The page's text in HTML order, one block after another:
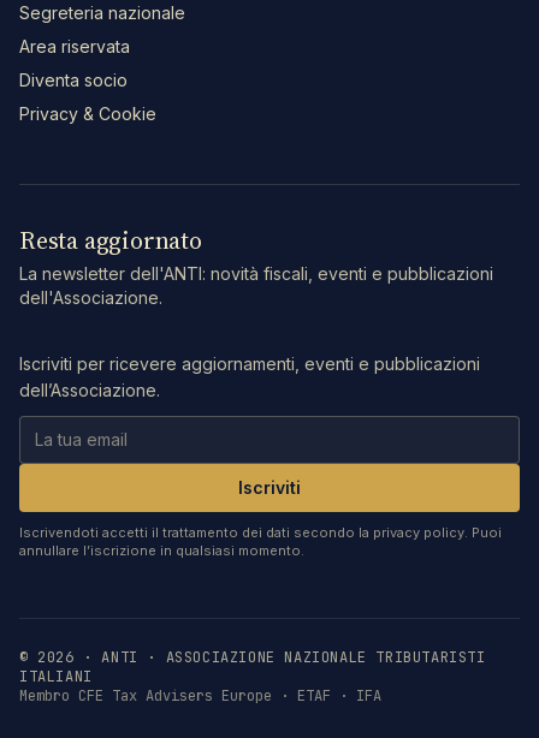
Segreteria nazionale
Area riservata
Diventa socio
Privacy & Cookie
Resta aggiornato
La newsletter dell'ANTI: novità fiscali, eventi e pubblicazioni
dell'Associazione.
Iscriviti per ricevere aggiornamenti, eventi e pubblicazioni
dell’Associazione.
Iscriviti
Iscrivendoti accetti il trattamento dei dati secondo la privacy policy. Puoi
annullare l’iscrizione in qualsiasi momento.
© 2026 · ANTI · ASSOCIAZIONE NAZIONALE TRIBUTARISTI
ITALIANI
Membro CFE Tax Advisers Europe · ETAF · IFA